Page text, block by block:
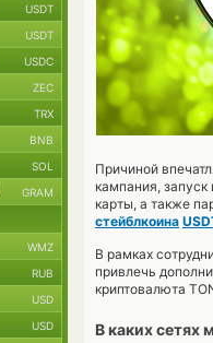
Причиной
кампания,
карты, а также
стейблкоина
В рамках
привлечь
криптовалюта
В каких сетях
USDT
USDT
USDC
ZEC
TRX
BNB
SOL
GRAM
WMZ
RUB
USD
USD